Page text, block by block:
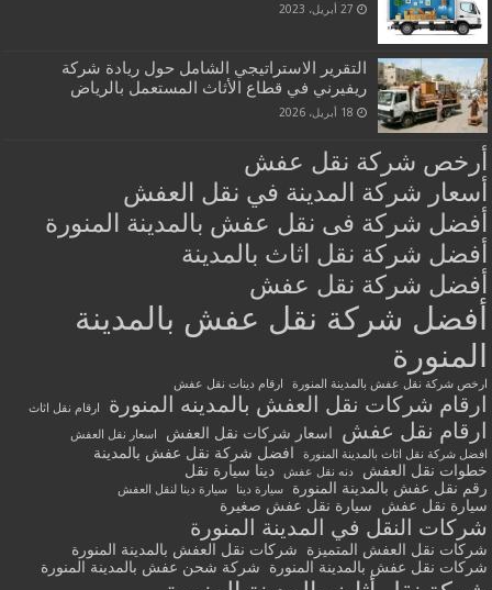
27 أبريل، 2023
التقرير الاستراتيجي الشامل حول ريادة شركة
ريفيرني في قطاع الأثاث المستعمل بالرياض
18 أبريل، 2026
أرخص شركة نقل عفش
أسعار شركة المدينة في نقل العفش
أفضل شركة فى نقل عفش بالمدينة المنورة
أفضل شركة نقل اثاث بالمدينة
أفضل شركة نقل عفش
أفضل شركة نقل عفش بالمدينة
المنورة
ارخص شركة نقل عفش بالمدينة المنورة ارقام دينات نقل عفش
ارقام شركات نقل العفش بالمدينه المنورة ارقام نقل اثاث
ارقام نقل عفش اسعار شركات نقل العفش
اسعار نقل العفش
افضل شركة نقل اثاث بالمدينة المنورة
افضل شركة نقل عفش بالمدينة
خطوات نقل العفش
دنه نقل عفش
دينا سيارة نقل
رقم نقل عفش بالمدينة المنورة
سيارة دينا سيارة دينا لنقل العفش
سيارة نقل عفش سيارة نقل عفش صغيرة
شركات النقل في المدينة المنورة
شركات نقل العفش المتميزة
شركات نقل العفش بالمدينة المنورة
شركات نقل عفش بالمدينة المنورة
شركة شحن عفش بالمدينة المنورة